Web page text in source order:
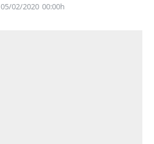
05/02/2020 00:00h